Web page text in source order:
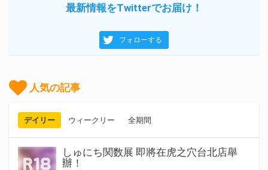
最新情報をTwitterでお届け！
フォローする
人気の記事
デイリー ウィークリー 全期間
しゅにち関数展 即將在虎之穴台北店舉
辦！